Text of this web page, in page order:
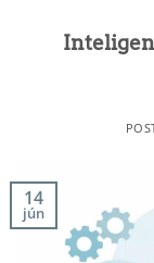
14
jún